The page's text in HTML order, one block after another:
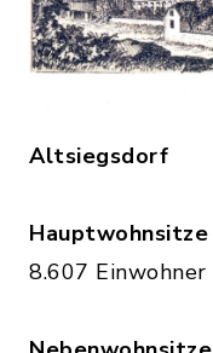
Altsiegsdorf
Hauptwohnsitze
8.607 Einwohner